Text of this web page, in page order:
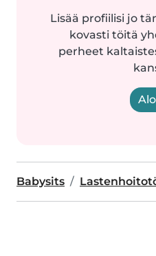
Lisää profiilisi jo
kovasti töitä
perheet
Babysits